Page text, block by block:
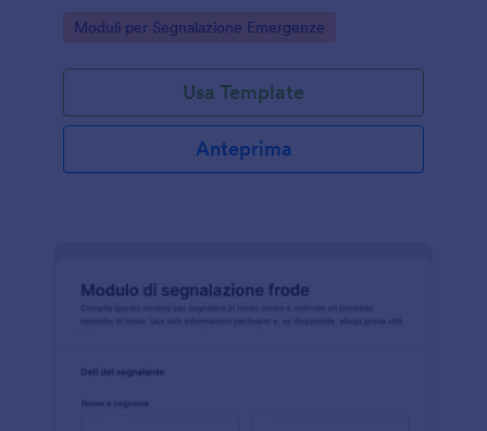
protezione civile.
Go to Category:
Moduli per Segnalazione Emergenze
Usa Template
Anteprima